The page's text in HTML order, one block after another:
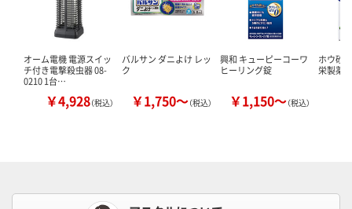
オーム電機 電源スイッ
チ付き電撃殺虫器 08-
0210 1台…
￥4,928（税込）
バルサン ダニよけ レッ
ク
￥1,750～（税込）
興和 キューピーコーワ
ヒーリング錠
￥1,150～（税込）
ホウ砂（
栄製薬